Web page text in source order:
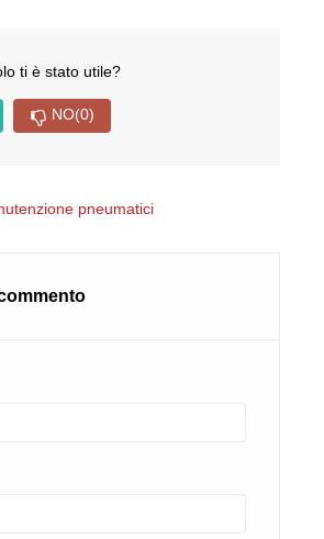
ti è stato utile?
NO(0)
pneumatici